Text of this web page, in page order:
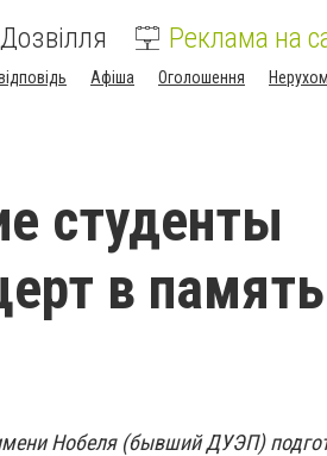
Дозвілля Реклама на
Афіша Оголошення
студенты
в
Нобеля (бывший ДУЭП)